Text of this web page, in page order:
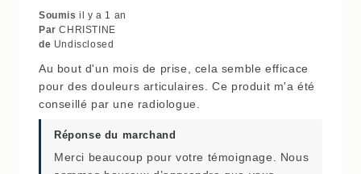
Soumisil y a 1 an
Par CHRISTINE
de Undisclosed
Au bout d'un mois de prise, cela semble efficace
pour des douleurs articulaires. Ce produit m'a été
conseillé par une radiologue.
Réponse du marchand
Merci beaucoup pour votre témoignage. Nous